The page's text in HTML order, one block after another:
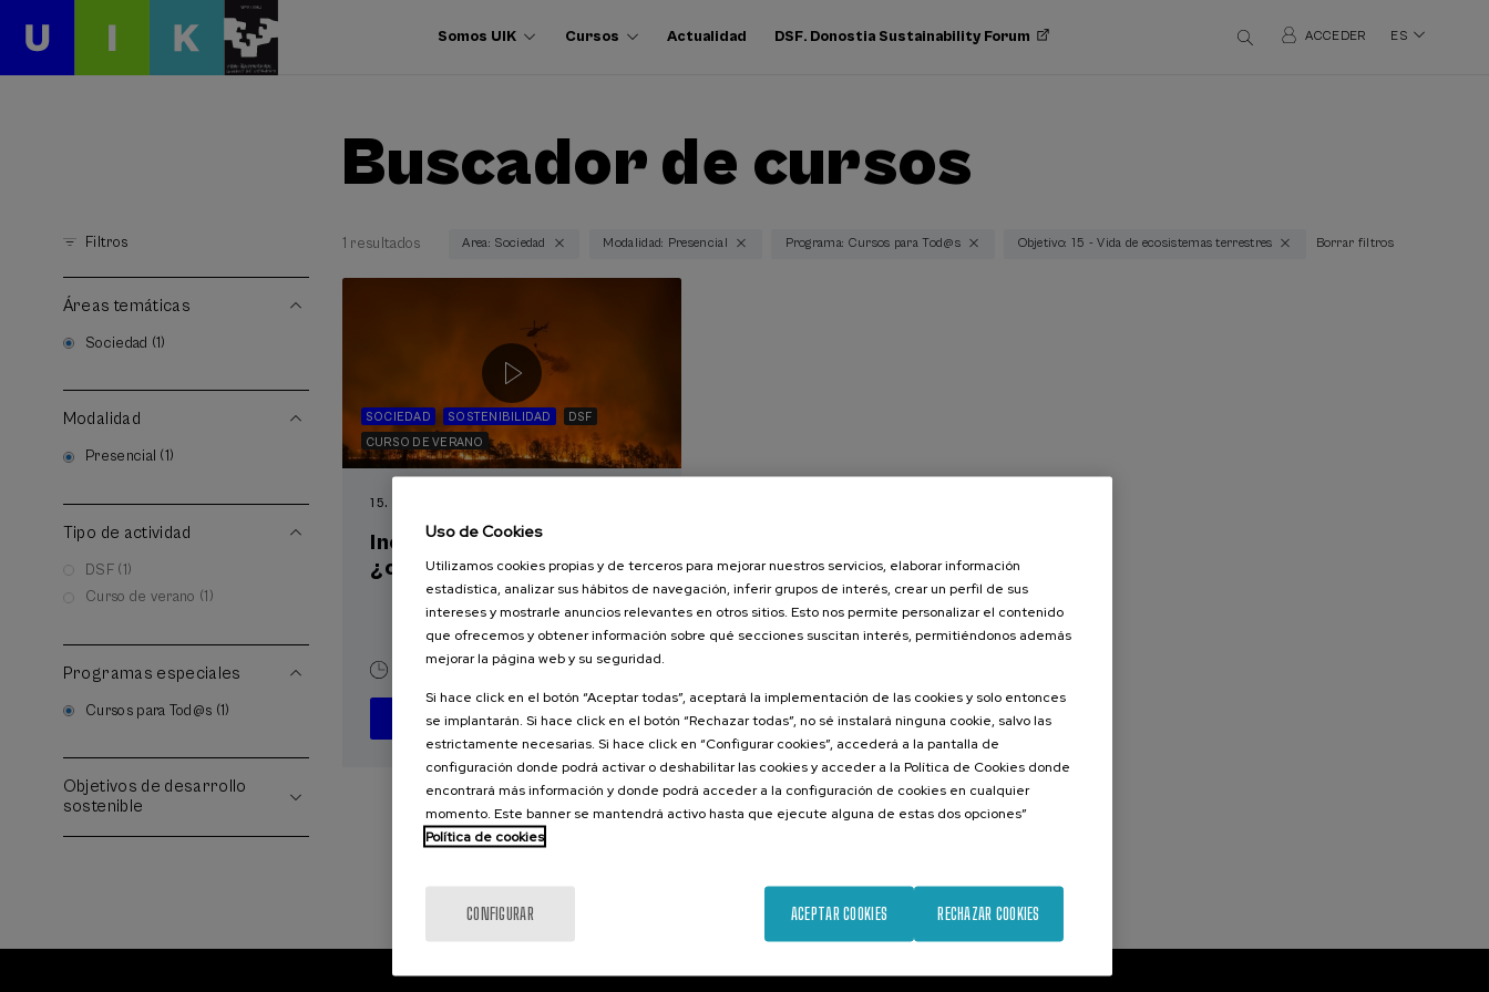
Somos UIK Cursos Actualidad DSF. Donostia Sustainability Forum ACCEDER ES
Buscador de cursos
Filtros
Áreas temáticas
Sociedad (1)
Modalidad
Presencial (1)
Tipo de actividad
DSF (1)
Curso de verano (1)
Programas especiales
Cursos para Tod@s (1)
Objetivos de desarrollo
sostenible
1 resultados Area: Sociedad Modalidad: Presencial Programa: Cursos para Tod@s Objetivo: 15 - Vida de ecosistemas terrestres Borrar filtros
SOCIEDAD SOSTENIBILIDAD
DSF
CURSO DE VERANO
15. SEP
Incendios forestales
¿cómo afrontarlos? II
.
...
DESDE 25 €
Últimas
plazas
Gratuito
Fecha
pasada
Lista
de
Plazo
de
finalizado
Uso de Cookies
Utilizamos cookies propias y de terceros para mejorar nuestros servicios, elaborar información
estadística, analizar sus hábitos de navegación, inferir grupos de interés, crear un perfil de sus
intereses y mostrarle anuncios relevantes en otros sitios. Esto nos permite personalizar el contenido
que ofrecemos y obtener información sobre qué secciones suscitan interés, permitiéndonos además
mejorar la página web y su seguridad.
Si hace click en el botón “Aceptar todas”, aceptará la implementación de las cookies y solo entonces
se implantarán. Si hace click en el botón “Rechazar todas”, no sé instalará ninguna cookie, salvo las
estrictamente necesarias. Si hace click en “Configurar cookies”, accederá a la pantalla de
configuración donde podrá activar o deshabilitar las cookies y acceder a la Política de Cookies donde
encontrará más información y donde podrá acceder a la configuración de cookies en cualquier
momento. Este banner se mantendrá activo hasta que ejecute alguna de estas dos opciones”
Política de cookies
CONFIGURAR RECHAZAR COOKIES
ACEPTAR COOKIES